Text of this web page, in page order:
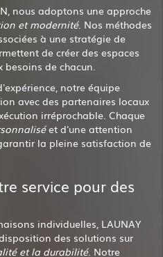
nous adoptons une approche
et modernité. Nos méthodes
à une stratégie de
de créer des espaces
de chacun.
notre équipe
avec des partenaires locaux
irréprochable. Chaque
et d'une attention
la pleine satisfaction de
service pour des
individuelles, LAUNAY
des solutions sur
et la durabilité. Notre